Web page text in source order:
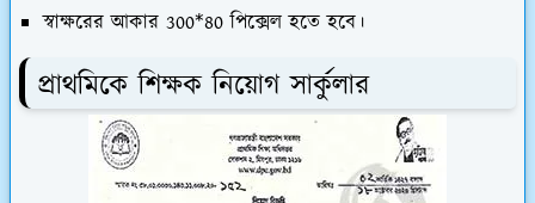
স্বাক্ষরের আকার 300*80 পিক্সেল হতে হবে।
প্রাথমিকে শিক্ষক নিয়োগ সার্কুলার